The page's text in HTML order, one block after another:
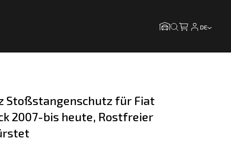
DE
Stoßstangenschutz für Fiat
2007-bis heute, Rostfreier